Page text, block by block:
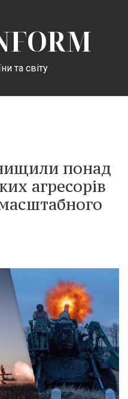
та світу
понад
агресорів